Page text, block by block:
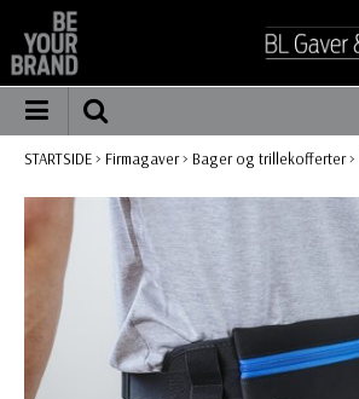
STARTSIDE> Firmagaver> Bager og trillekofferter>